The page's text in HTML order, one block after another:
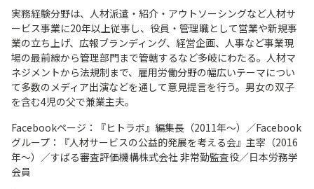
実務経験分野は、人材派遣・紹介・アウトソーシングなど人材サ
ービス事業に20年以上従事し、役員・管理職として営業や新規事
業の立ち上げ、広報ブランディング、経営企画、人事など事業現
場の最前線から管理部門まで管轄するなど多岐にわたる。人材マ
ネジメントから法規制まで、雇用労働分野の幅広いテーマについ
て多数のメディア出演などを通して意見提言を行う。男女の双子
を含む4児の父で兼業主夫。
Facebookページ：『ヒトラボ』編集長（2011年～）／Facebook
グループ：『人材サービスの公益的発展を考える会』主宰（2016
年～）／すばる審査評価機構株式会社 非常勤監査役／日本労務学
会員